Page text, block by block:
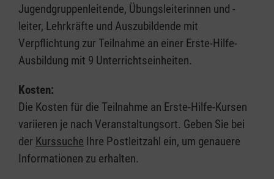
Jugendgruppenleitende, Übungsleiterinnen und -
leiter, Lehrkräfte und Auszubildende mit
Verpflichtung zur Teilnahme an einer Erste-Hilfe-
Ausbildung mit 9 Unterrichtseinheiten.
Kosten:
Die Kosten für die Teilnahme an Erste-Hilfe-Kursen
variieren je nach Veranstaltungsort. Geben Sie bei
der Kurssuche Ihre Postleitzahl ein, um genauere
Informationen zu erhalten.